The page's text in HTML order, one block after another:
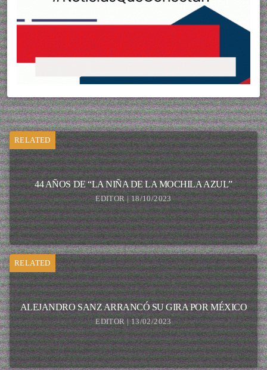
RELATED
44 AÑOS DE “LA NIÑA DE LA MOCHILA AZUL”
EDITOR | 18/10/2023
RELATED
ALEJANDRO SANZ ARRANCÓ SU GIRA POR MÉXICO
EDITOR | 13/02/2023